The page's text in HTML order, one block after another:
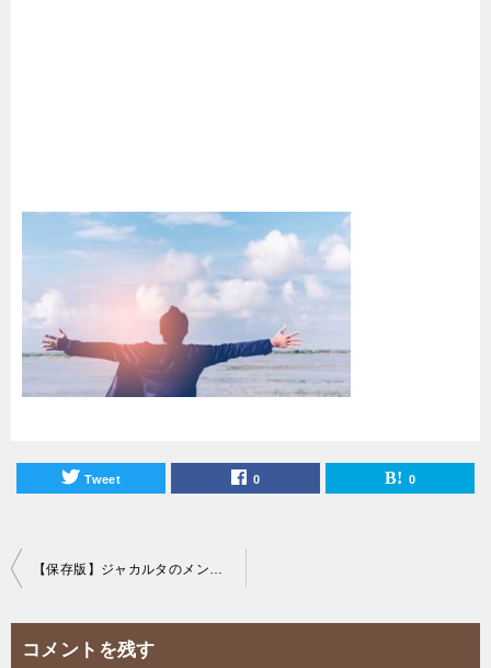
Tweet 0 0
投
【保存版】ジャカルタのメンズ脱毛ができるおすすめサロン3選！
コメントを残す